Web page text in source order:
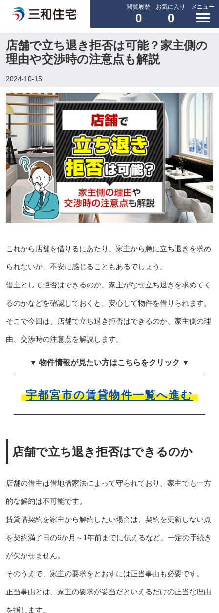
閲覧履歴
0
お気に入り
0
メニュー
店舗で立ち退き拒否は可能？家主側の
理由や交渉時の注意点も解説
2024-10-15
これから店舗を借りるにあたり、家主から急に立ち退きを求め
られないか、不安に感じることもあるでしょう。
借主として拒否はできるのか、家主がなぜ立ち退きを求めてく
るのかなどを確認しておくと、安心して物件を借りられます。
そこで今回は、店舗で立ち退き拒否はできるのか、家主側の理
由、交渉時の注意点を解説します。
▼ 物件情報が見たい方はこちらをクリック ▼
宇都宮市の賃貸物件一覧へ進む
店舗で立ち退き拒否はできるのか
店舗の借主は借地借家法によって守られており、家主でも一方
的な解約は不可能です。
賃貸借契約を家主から解約したい場合は、契約を更新しない点
を契約満了日の6か月～1年前までに伝えるなど、一定の手続き
が欠かせません。
そのうえで、家主の要求をとおすには正当事由も必要です。
正当事由とは、家主の要求が妥当だといえるだけの正当な理由
を指します。